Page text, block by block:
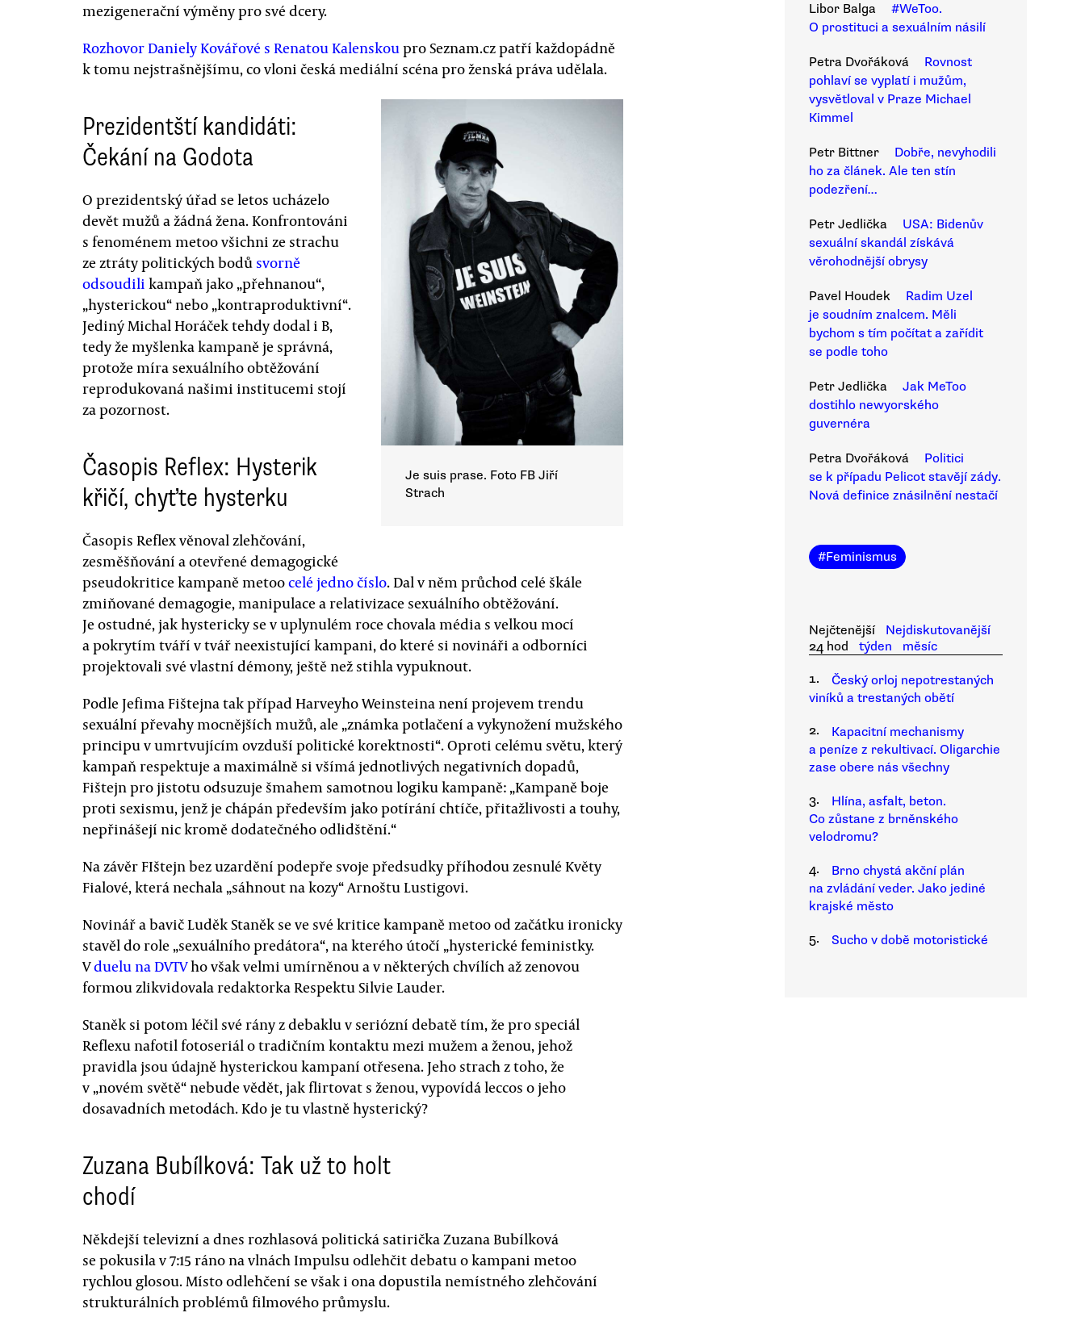
mezigenerační výměny pro své dcery.
Rozhovor Daniely Kovářové s Renatou Kalenskoupro Seznam.cz patří každopádně
k tomu nejstrašnějšímu, co vloni česká mediální scéna pro ženská práva udělala.
Je suis prase. Foto FB Jiří
Strach
Prezidentští kandidáti:
Čekání na Godota
O prezidentský úřad se letos ucházelo
devět mužů a žádná žena. Konfrontováni
s fenoménem metoo všichni ze strachu
ze ztráty politických bodů svorně
odsoudili kampaň jako „přehnanou“,
„hysterickou“ nebo „kontraproduktivní“.
Jediný Michal Horáček tehdy dodal i B,
tedy že myšlenka kampaně je správná,
protože míra sexuálního obtěžování
reprodukovaná našimi institucemi stojí
za pozornost.
Časopis Reflex: Hysterik
křičí, chyťte hysterku
Časopis Reflex věnoval zlehčování,
zesměšňování a otevřené demagogické
pseudokritice kampaně metoocelé jedno číslo. Dal v něm průchod celé škále
zmiňované demagogie, manipulace a relativizace sexuálního obtěžování.
Je ostudné, jak hystericky se v uplynulém roce chovala média s velkou mocí
a pokrytím tváří v tvář neexistující kampani, do které si novináři a odborníci
projektovali své vlastní démony, ještě než stihla vypuknout.
Podle Jefima Fištejna tak případ Harveyho Weinsteina není projevem trendu
sexuální převahy mocnějších mužů, ale „známka potlačení a vykynožení mužského
principu v umrtvujícím ovzduší politické korektnosti“. Oproti celému světu, který
kampaň respektuje a maximálně si všímá jednotlivých negativních dopadů,
Fištejn pro jistotu odsuzuje šmahem samotnou logiku kampaně: „Kampaně boje
proti sexismu, jenž je chápán především jako potírání chtíče, přitažlivosti a touhy,
nepřinášejí nic kromě dodatečného odlidštění.“
Na závěr FIštejn bez uzardění podepře svoje předsudky příhodou zesnulé Květy
Fialové, která nechala „sáhnout na kozy“ Arnoštu Lustigovi.
Novinář a bavič Luděk Staněk se ve své kritice kampaně metoo od začátku ironicky
stavěl do role „sexuálního predátora“, na kterého útočí „hysterické feministky.
Vduelu na DVTVho však velmi umírněnou a v některých chvílích až zenovou
formou zlikvidovala redaktorka Respektu Silvie Lauder.
Staněk si potom léčil své rány z debaklu v seriózní debatě tím, že pro speciál
Reflexu nafotil fotoseriál o tradičním kontaktu mezi mužem a ženou, jehož
pravidla jsou údajně hysterickou kampaní otřesena. Jeho strach z toho, že
v „novém světě“ nebude vědět, jak flirtovat s ženou, vypovídá leccos o jeho
dosavadních metodách. Kdo je tu vlastně hysterický?
Zuzana Bubílková: Tak už to holt
chodí
Někdejší televizní a dnes rozhlasová politická satirička Zuzana Bubílková
se pokusila v 7:15 ráno na vlnách Impulsu odlehčit debatu o kampani metoo
rychlou glosou. Místo odlehčení se však i ona dopustila nemístného zlehčování
strukturálních problémů filmového průmyslu.
Libor Balga
#WeToo.
O prostituci a sexuálním násilí
Petra Dvořáková
Rovnost
pohlaví se vyplatí i mužům,
vysvětloval v Praze Michael
Kimmel
Petr Bittner
Dobře, nevyhodili
ho za článek. Ale ten stín
podezření…
Petr Jedlička
USA: Bidenův
sexuální skandál získává
věrohodnější obrysy
Pavel Houdek
Radim Uzel
je soudním znalcem. Měli
bychom s tím počítat a zařídit
se podle toho
Petr Jedlička
Jak MeToo
dostihlo newyorského
guvernéra
Petra Dvořáková
Politici
se k případu Pelicot stavějí zády.
Nová definice znásilnění nestačí
#Feminismus
Nejčtenější
Nejdiskutovanější
24 hod
týden
měsíc
1.
Český orloj nepotrestaných
viníků a trestaných obětí
2.
Kapacitní mechanismy
a peníze z rekultivací. Oligarchie
zase obere nás všechny
3.
Hlína, asfalt, beton.
Co zůstane z brněnského
velodromu?
4.
Brno chystá akční plán
na zvládání veder. Jako jediné
krajské město
5.
Sucho v době motoristické